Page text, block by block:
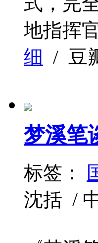
地指挥
细 / 豆
梦溪笔
标签：
沈括 /